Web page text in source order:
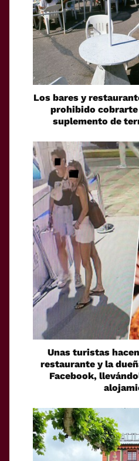
Los bares y
prohibido
suplemento de
Unas turistas
restaurante y la
Facebook,